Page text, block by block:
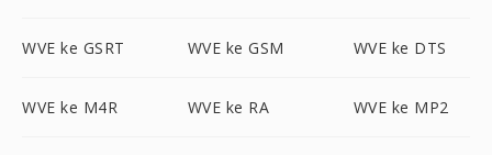
WVE ke GSRT WVE ke GSM WVE ke DTS
WVE ke M4R WVE ke RA WVE ke MP2